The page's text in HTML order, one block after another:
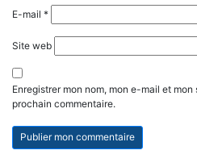
E-mail *
Site web
Enregistrer mon nom, mon e-mail et
prochain commentaire.